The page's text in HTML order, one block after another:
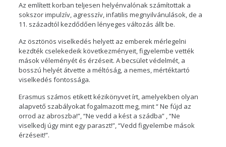
Az említett korban teljesen helyénvalónak számítottak a
sokszor impulzív, agresszív, infatilis megnyilvánulások, de a
11. századtól kezdődően lényeges változás állt be.
Az ösztönös viselkedés helyett az emberek mérlegelni
kezdték cselekedeik következményeit, figyelembe vették
mások véleményét és érzéseit. A becsület védelmét, a
bosszú helyét átvette a méltóság, a nemes, mértéktartó
viselkedés fontossága.
Erasmus számos etikett kézikönyvet írt, amelyekben olyan
alapvető szabályokat fogalmazott meg, mint “ Ne fújd az
orrod az abroszba!”, “Ne vedd a kést a szádba” , “Ne
viselkedj úgy mint egy paraszt!”, “Vedd figyelembe mások
érzéseit!”.